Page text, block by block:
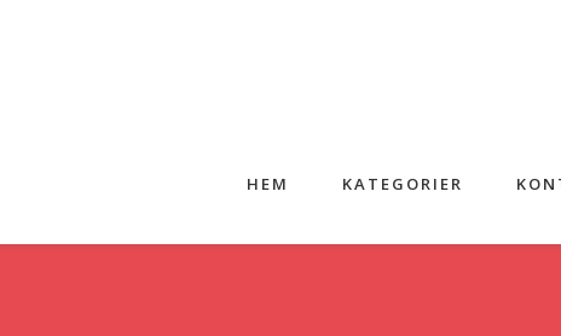
HEM KATEGORIER